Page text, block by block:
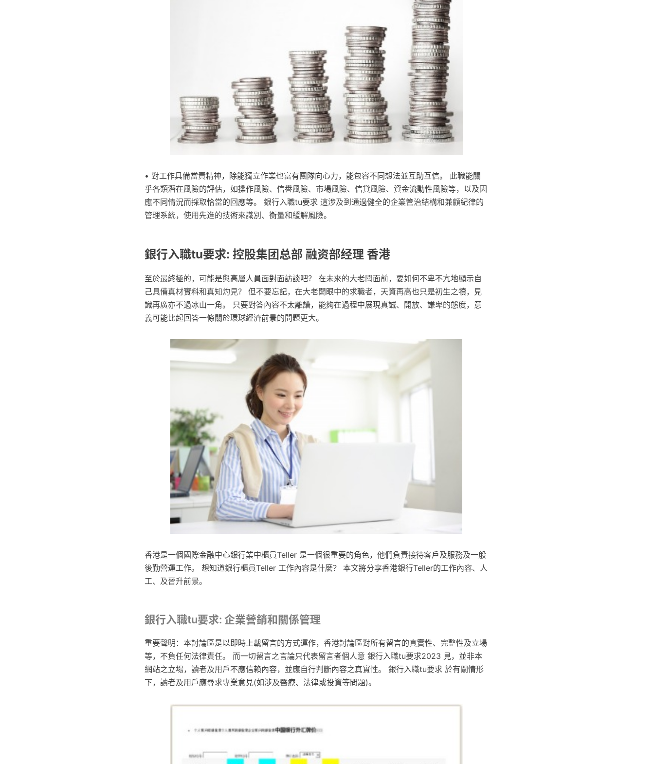
• 對工作具備當責精神，除能獨立作業也富有團隊向心力，能包容不同想法並互助互信。 此職能關
乎各類潛在風險的評估，如操作風險、信譽風險、市場風險、信貸風險、資金流動性風險等，以及因
應不同情況而採取恰當的回應等。 銀行入職tu要求 這涉及到通過健全的企業管治結構和兼顧紀律的
管理系統，使用先進的技術來識別、衡量和緩解風險。
銀行入職tu要求: 控股集团总部 融资部经理 香港
至於最終極的，可能是與高層人員面對面訪談吧？ 在未來的大老闆面前，要如何不卑不亢地顯示自
己具備真材實料和真知灼見？ 但不要忘記，在大老闆眼中的求職者，天資再高也只是初生之犢，見
識再廣亦不過冰山一角。 只要對答內容不太離譜，能夠在過程中展現真誠、開放、謙卑的態度，意
義可能比起回答一條關於環球經濟前景的問題更大。
香港是一個國際金融中心銀行業中櫃員Teller 是一個很重要的角色，他們負責接待客戶及服務及一般
後勤營運工作。 想知道銀行櫃員Teller 工作內容是什麼？ 本文將分享香港銀行Teller的工作內容、人
工、及晉升前景。
銀行入職tu要求: 企業營銷和關係管理
重要聲明：本討論區是以即時上載留言的方式運作，香港討論區對所有留言的真實性、完整性及立場
等，不負任何法律責任。 而一切留言之言論只代表留言者個人意 銀行入職tu要求2023 見，並非本
網站之立場，讀者及用戶不應信賴內容，並應自行判斷內容之真實性。 銀行入職tu要求 於有關情形
下，讀者及用戶應尋求專業意見(如涉及醫療、法律或投資等問題)。